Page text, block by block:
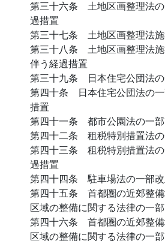
第三十六条 土地区画整理法
過措置
第三十七条 土地区画整理法
第三十八条 土地区画整理法
伴う経過措置
第三十九条 日本住宅公団法
第四十条 日本住宅公団法の
措置
第四十一条 都市公園法の一
第四十二条 租税特別措置法
第四十三条 租税特別措置法
過措置
第四十四条 駐車場法の一部
第四十五条 首都圏の近郊整
区域の整備に関する法律の一
第四十六条 首都圏の近郊整
区域の整備に関する法律の一